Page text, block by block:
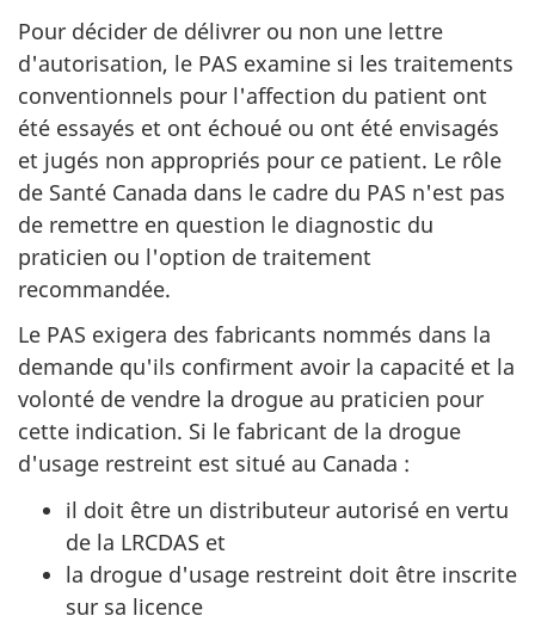
Pour décider de délivrer ou non une lettre
d'autorisation, le PAS examine si les traitements
conventionnels pour l'affection du patient ont
été essayés et ont échoué ou ont été envisagés
et jugés non appropriés pour ce patient. Le rôle
de Santé Canada dans le cadre du PAS n'est pas
de remettre en question le diagnostic du
praticien ou l'option de traitement
recommandée.
Le PAS exigera des fabricants nommés dans la
demande qu'ils confirment avoir la capacité et la
volonté de vendre la drogue au praticien pour
cette indication. Si le fabricant de la drogue
d'usage restreint est situé au Canada :
il doit être un distributeur autorisé en vertu
de la LRCDAS et
la drogue d'usage restreint doit être inscrite
sur sa licence